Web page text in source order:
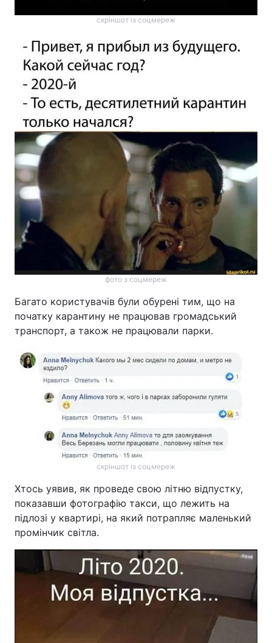
скріншот із соцмереж
фото з соцмереж
Багато користувачів були обурені тим, що на
початку карантину не працював громадський
транспорт, а також не працювали парки.
скріншот із соцмереж
Хтось уявив, як проведе свою літню відпустку,
показавши фотографію такси, що лежить на
підлозі у квартирі, на який потрапляє маленький
промінчик світла.